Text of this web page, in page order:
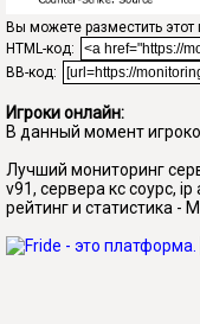
Вы можете разместить
HTML-код:
BB-код:
Игроки онлайн:
В данный момент
Лучший мониторинг
v91, сервера кс соурс,
рейтинг и статистика -